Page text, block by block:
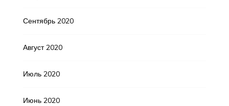
Сентябрь 2020
Август 2020
Июль 2020
Июнь 2020